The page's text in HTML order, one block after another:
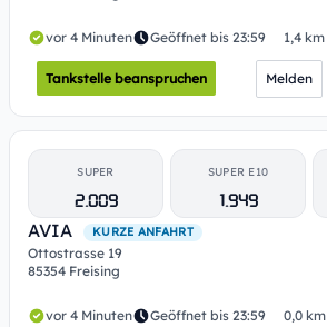
vor 4 Minuten Geöffnet bis 23:59 1,4 km
Tankstelle beanspruchen Melden
SUPER
2.009
SUPER E10
1.949
AVIA
KURZE ANFAHRT
Ottostrasse 19
85354 Freising
vor 4 Minuten Geöffnet bis 23:59 0,0 km